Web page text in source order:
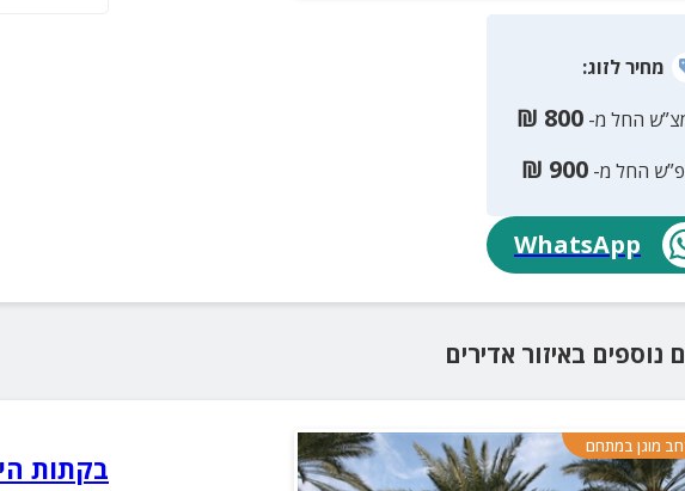
מחירלזוג:
החל מ- 800
₪
החל מ- 900
₪
WhatsApp
נוספים באיזור אדירים
מוגן במתחם
בקתות